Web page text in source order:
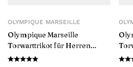
OLYMPIQUE MARSEILLE
Olympique Marseille
Torwarttrikot für Herren
2025/26